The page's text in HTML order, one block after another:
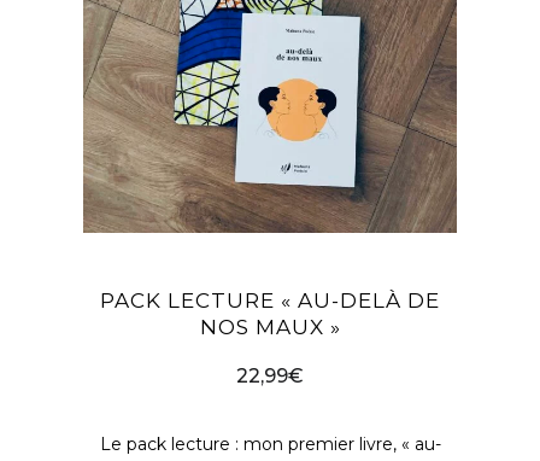
PACK LECTURE « AU-DELÀ DE
NOS MAUX »
22,99€
Le pack lecture : mon premier livre, « au-